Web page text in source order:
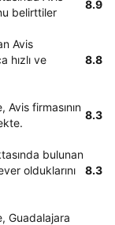
belirttiler
8.9
Avis
hızlı ve
8.8
firmasının
8.3
bulunan
olduklarını
8.3
Guadalajara